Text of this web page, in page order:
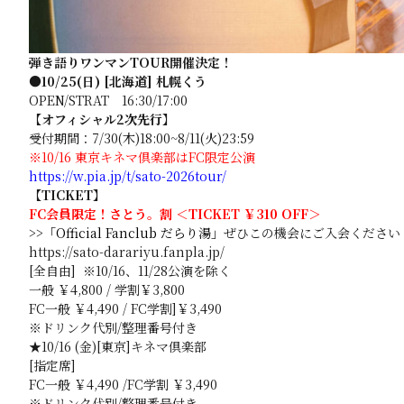
弾き語りワンマンTOUR開催決定！
●10/25(日) [北海道] 札幌くう
OPEN/STRAT 16:30/17:00
【オフィシャル2次先行】
受付期間：7/30(木)18:00~8/11(火)23:59
※10/16 東京キネマ倶楽部はFC限定公演
https://w.pia.jp/t/sato-2026tour/
【TICKET】
FC会員限定！ さとう。割 ＜TICKET ￥310 OFF＞
>>「Official Fanclub だらり湯」 ぜひこの機会にご入会ください
https://sato-darariyu.fanpla.jp/
[全自由] ※10/16、11/28公演を除く
一般 ￥4,800 / 学割￥3,800
FC一般 ￥4,490 / FC学割]￥3,490
※ドリンク代別/整理番号付き
★10/16 (金)[東京]キネマ倶楽部
[指定席]
FC一般 ￥4,490 /FC学割 ￥3,490